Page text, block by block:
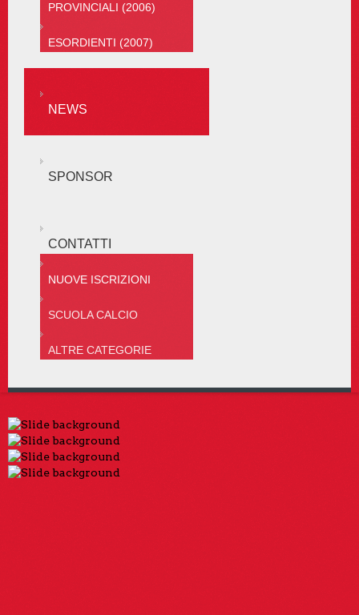
PROVINCIALI (2006)
ESORDIENTI (2007)
NEWS
SPONSOR
CONTATTI
NUOVE ISCRIZIONI
SCUOLA CALCIO
ALTRE CATEGORIE